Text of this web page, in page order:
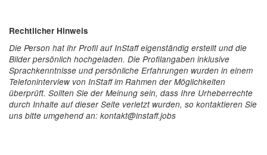
Rechtlicher Hinweis
Die Person hat ihr Profil auf InStaff eigenständig erstellt und die
Bilder persönlich hochgeladen. Die Profilangaben inklusive
Sprachkenntnisse und persönliche Erfahrungen wurden in einem
Telefoninterview von InStaff im Rahmen der Möglichkeiten
überprüft. Sollten Sie der Meinung sein, dass Ihre Urheberrechte
durch Inhalte auf dieser Seite verletzt wurden, so kontaktieren Sie
uns bitte umgehend an: kontakt@instaff.jobs